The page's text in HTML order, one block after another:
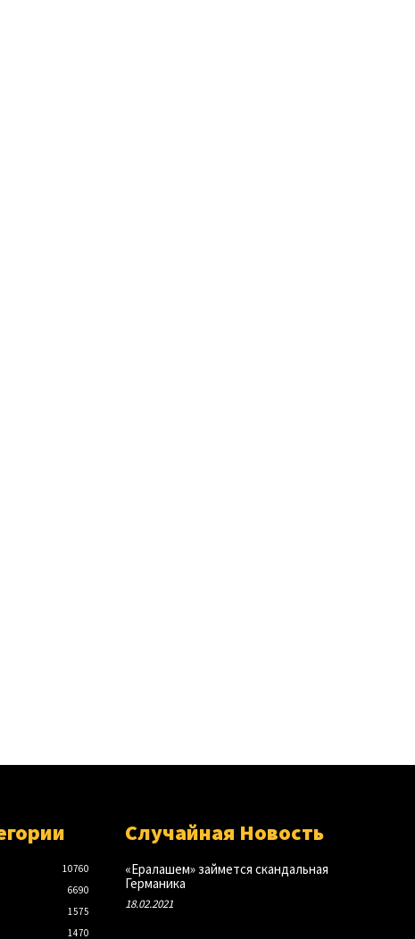
10760
6690
1575
1470
Случайная Новость
«Ералашем» займется скандальная
Германика
18.02.2021